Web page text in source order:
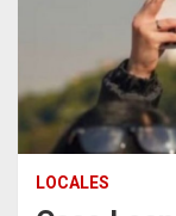
LOCALES